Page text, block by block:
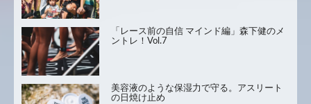
「レース前の自信 マインド編」森下健のメ
ントレ！Vol.7
美容液のような保湿力で守る。アスリート
の日焼け止め